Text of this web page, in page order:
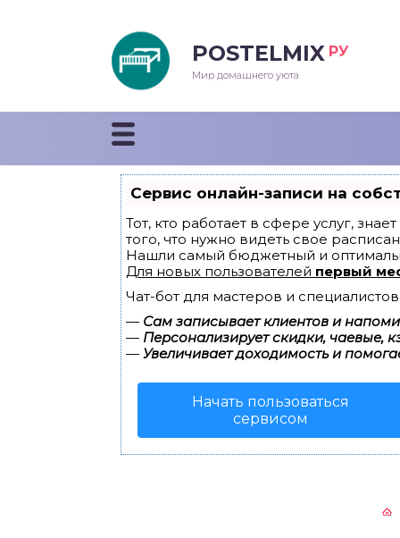
POSTELMIX РУ
Мир домашнего уюта
Сервис онлайн-записи на
Тот, кто работает в сфере услуг,
того, что нужно видеть свое
Нашли самый бюджетный и
Для новых пользователей первый
Чат-бот для мастеров и
— Сам записывает клиентов и
— Персонализирует скидки, чаевые,
— Увеличивает доходимость и
Начать пользоваться
сервисом